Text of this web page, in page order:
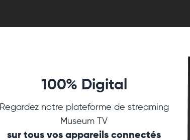
100% Digital
Regardez notre plateforme de streaming
Museum TV
sur tous vos appareils connectés